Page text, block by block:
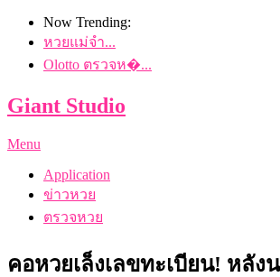
Now Trending:
หวยแม่จำ...
Olotto ตรวจห�...
Giant Studio
Menu
Application
ข่าวหวย
ตรวจหวย
คอหวยเล็งเลขทะเบียน! หลัง